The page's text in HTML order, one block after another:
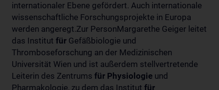
internationaler Ebene gefördert. Auch internationale
wissenschaftliche Forschungsprojekte in Europa
werden angeregt.Zur PersonMargarethe Geiger leitet
das Institut für Gefäßbiologie und
Thromboseforschung an der Medizinischen
Universität Wien und ist außerdem stellvertretende
Leiterin des Zentrums für Physiologie und
Pharmakologie, zu dem das Institut für